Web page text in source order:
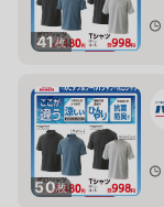
41枚
50枚